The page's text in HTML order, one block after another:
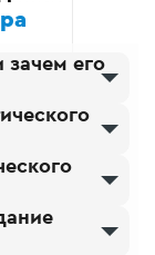
зачем его